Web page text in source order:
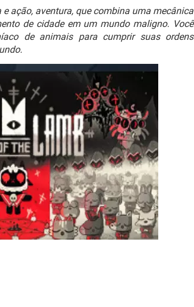
ação, aventura, que combina uma mecânica
de cidade em um mundo maligno. Você
de animais para cumprir suas ordens